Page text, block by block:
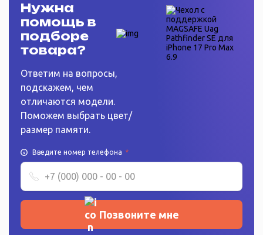
Нужна
помощь в
подборе
товара?
Ответим на вопросы,
подскажем, чем
отличаются модели.
Поможем выбрать цвет/
размер памяти.
Введите номер телефона *
Позвоните мне